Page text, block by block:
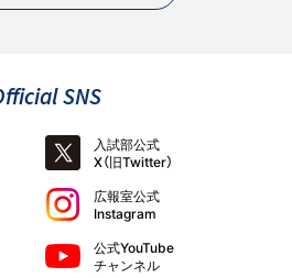
SNS
入試部公式
X（旧Twitter）
広報室公式
Instagram
公式YouTube
チャンネル